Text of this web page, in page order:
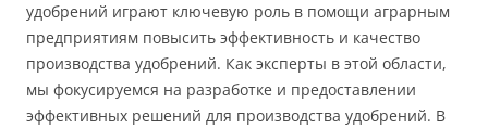
удобрений играют ключевую роль в помощи аграрным
предприятиям повысить эффективность и качество
производства удобрений. Как эксперты в этой области,
мы фокусируемся на разработке и предоставлении
эффективных решений для производства удобрений. В